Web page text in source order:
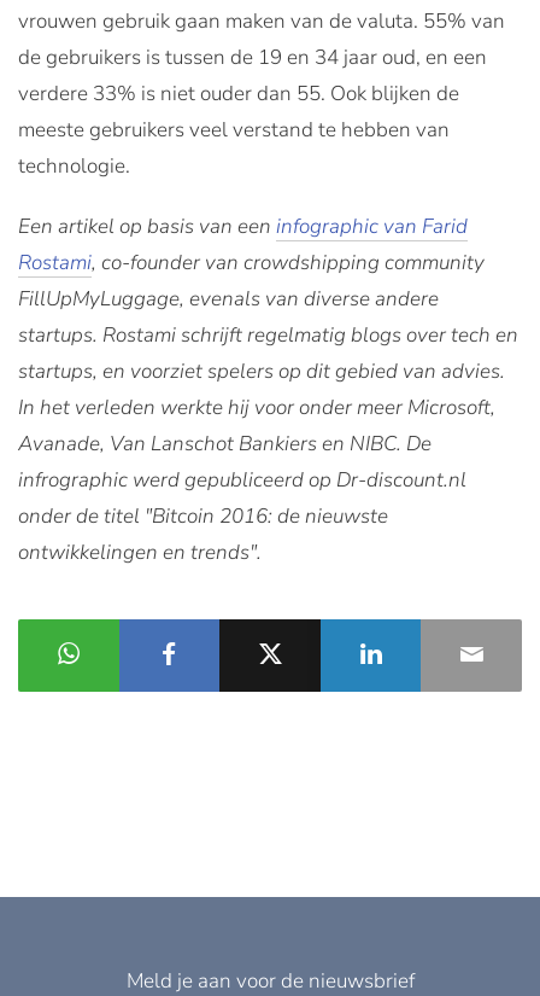
vrouwen gebruik gaan maken van de valuta. 55% van
de gebruikers is tussen de 19 en 34 jaar oud, en een
verdere 33% is niet ouder dan 55. Ook blijken de
meeste gebruikers veel verstand te hebben van
technologie.
Een artikel op basis van een infographic van Farid
Rostami, co-founder van crowdshipping community
FillUpMyLuggage, evenals van diverse andere
startups. Rostami schrijft regelmatig blogs over tech en
startups, en voorziet spelers op dit gebied van advies.
In het verleden werkte hij voor onder meer Microsoft,
Avanade, Van Lanschot Bankiers en NIBC. De
infrographic werd gepubliceerd op Dr-discount.nl
onder de titel "Bitcoin 2016: de nieuwste
ontwikkelingen en trends".
Meld je aan voor de nieuwsbrief